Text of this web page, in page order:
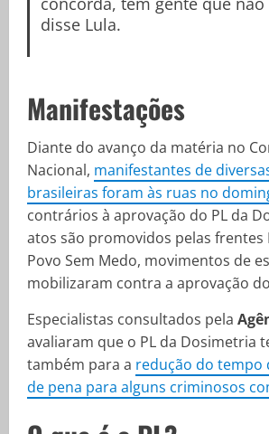
disse Lula.
Manifestações
Diante do avanço da matéria no
Nacional, manifestantes de
brasileiras foram às ruas no
contrários à aprovação do PL da
atos são promovidos pelas frentes
Povo Sem Medo, movimentos de
mobilizaram contra a aprovação
Especialistas consultados pela
avaliaram que o PL da Dosimetria
também para a redução do tempo
de pena para alguns criminosos